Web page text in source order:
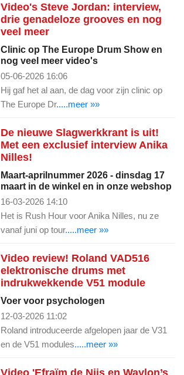
Video's Steve Jordan: interview,
drie genadeloze grooves en nog
veel meer
Clinic op The Europe Drum Show en
nog veel meer video's
05-06-2026 16:06
Hij gaf het al aan, de dag voor zijn clinic op
The Europe Dr.....meer »»
De nieuwe Slagwerkkrant is uit!
Met een exclusief interview Anika
Nilles!
Maart-aprilnummer 2026 - dinsdag 17
maart in de winkel en in onze webshop
16-03-2026 14:10
Het is Rush Hour voor Anika Nilles, nu ze
vanaf juni op tour.....meer »»
Video review! Roland VAD516
elektronische drums met
indrukwekkende V51 module
Voer voor psychologen
12-03-2026 11:02
Roland introduceerde afgelopen jaar de V31
en de V51 modules.....meer »»
Video 'Efraïm de Nijs en Waylon’s